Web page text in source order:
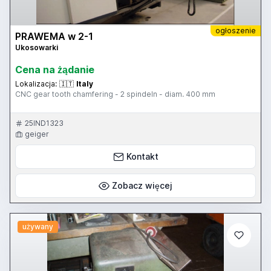
ogłoszenie
PRAWEMA w 2-1
Ukosowarki
Cena na żądanie
Lokalizacja: 🇮🇹 Italy
CNC gear tooth chamfering - 2 spindeln - diam. 400 mm
25IND1323
geiger
Kontakt
Zobacz więcej
używany